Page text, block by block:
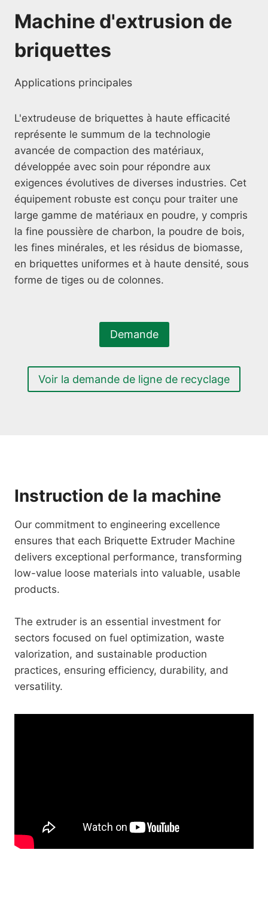
Machine d'extrusion de
briquettes
Applications principales
L'extrudeuse de briquettes à haute efficacité
représente le summum de la technologie
avancée de compaction des matériaux,
développée avec soin pour répondre aux
exigences évolutives de diverses industries. Cet
équipement robuste est conçu pour traiter une
large gamme de matériaux en poudre, y compris
la fine poussière de charbon, la poudre de bois,
les fines minérales, et les résidus de biomasse,
en briquettes uniformes et à haute densité, sous
forme de tiges ou de colonnes.
Demande
Voir la demande de ligne de recyclage
Instruction de la machine
Our commitment to engineering excellence
ensures that each Briquette Extruder Machine
delivers exceptional performance, transforming
low-value loose materials into valuable, usable
products.
The extruder is an essential investment for
sectors focused on fuel optimization, waste
valorization, and sustainable production
practices, ensuring efficiency, durability, and
versatility.